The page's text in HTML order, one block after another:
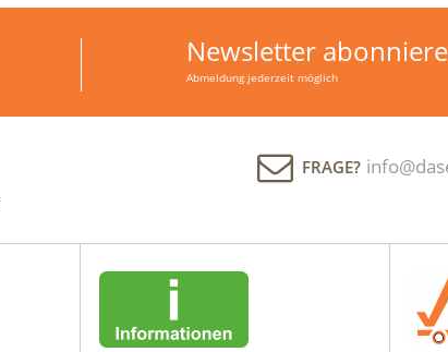
Newsletter
Abmeldung jederzeit möglich
FRAGE?